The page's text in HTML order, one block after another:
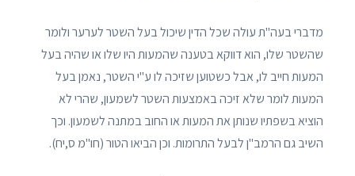
מדברי בעה"ת עולה שכל הדין שיכול בעל השטר לערער ולומר
שהשטר שלו, הוא דווקא בטענה שהמעות היו שלו או שהיה בעל
המעות חייב לו, אבל כשטוען שזיכה לו ע"י השטר, נאמן בעל
המעות לומר שלא זיכה באמצעות השטר לשמעון, שהרי לא
הוציא בשפתיו שנותן את המעות או החוב במתנה לשמעון. וכך
השיב גם הרמב"ן לבעל התרומות. וכן הביאו הטור (חו"מ ס,יח).